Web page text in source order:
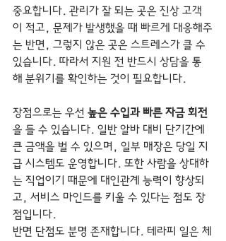
중요합니다. 관리가 잘 되는 곳은 진상 고객
이 적고, 문제가 발생했을 때 빠르게 대응해주
는 반면, 그렇지 않은 곳은 스트레스가 클 수
있습니다. 따라서 지원 전 반드시 상담을 통
해 분위기를 확인하는 것이 필요합니다.
장점으로는 우선 높은 수입과 빠른 자금 회전
을 들 수 있습니다. 일반 알바 대비 단기간에
큰 금액을 벌 수 있으며, 일부 매장은 당일 지
급 시스템도 운영합니다. 또한 사람을 상대하
는 직업이기 때문에 대인관계 능력이 향상되
고, 서비스 마인드를 키울 수 있다는 점도 장
점입니다.
반면 단점도 분명 존재합니다. 테라피 일은 체